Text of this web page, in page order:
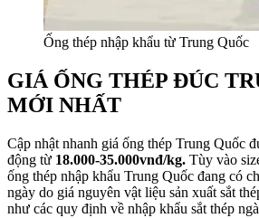
Ống thép nhập khẩu từ Trung Quốc
GIÁ ỐNG THÉP ĐÚC
MỚI NHẤT
Cập nhật nhanh giá ống thép Trung Quốc
động từ 18.000-35.000vnđ/kg. Tùy vào
ống thép nhập khẩu Trung Quốc đang có
ngày do giá nguyên vật liệu sản xuất sắt
như các quy định về nhập khẩu sắt thép